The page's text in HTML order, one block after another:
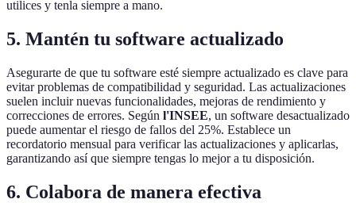
utilices y tenla siempre a mano.
5. Mantén tu software actualizado
Asegurarte de que tu software esté siempre actualizado es clave para
evitar problemas de compatibilidad y seguridad. Las actualizaciones
suelen incluir nuevas funcionalidades, mejoras de rendimiento y
correcciones de errores. Según l'INSEE, un software desactualizado
puede aumentar el riesgo de fallos del 25%. Establece un
recordatorio mensual para verificar las actualizaciones y aplicarlas,
garantizando así que siempre tengas lo mejor a tu disposición.
6. Colabora de manera efectiva